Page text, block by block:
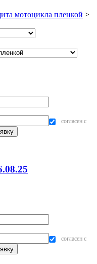
мотоцикла пленкой >
согласен с
согласен с